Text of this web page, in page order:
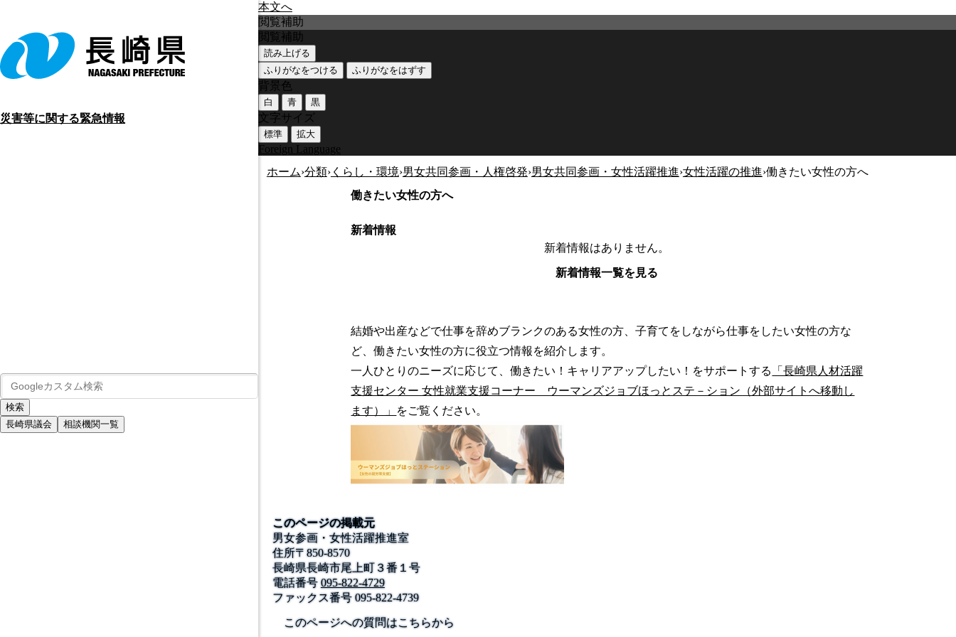
本文へ
災害等に関する緊急情報
長崎県議会 相談機関一覧
閲覧補助
閲覧補助
読み上げる
ふりがなをつける
ふりがなをはずす
背景色
白 青 黒
文字サイズ
標準 拡大
Foreign Language
ホーム›分類›くらし・環境›男女共同参画・人権啓発›男女共同参画・女性活躍推進›女性活躍の推進›働きたい女性の方へ
働きたい女性の方へ
新着情報
新着情報はありません。
新着情報一覧を見る
結婚や出産などで仕事を辞めブランクのある女性の方、子育てをしながら仕事をしたい女性の方な
ど、働きたい女性の方に役立つ情報を紹介します。
一人ひとりのニーズに応じて、働きたい！キャリアアップしたい！をサポートする
「長崎県人材活躍
支援センター 女性就業支援コーナー ウーマンズジョブほっとステ－ション（外部サイトへ移動し
ます）」 をご覧ください。
このページの掲載元
男女参画・女性活躍推進室
住所〒850-8570
長崎県長崎市尾上町３番１号
電話番号 095-822-4729
ファックス番号095-822-4739
このページへの質問はこちらから
公式SNS
このサイトについて
長崎県庁